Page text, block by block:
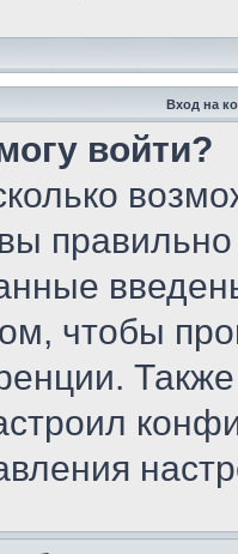
Вход на
войти?
чтобы